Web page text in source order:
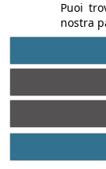
Puoi
nostra